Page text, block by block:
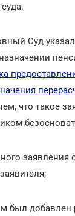
Суд
что такое
заявления
был добавлен